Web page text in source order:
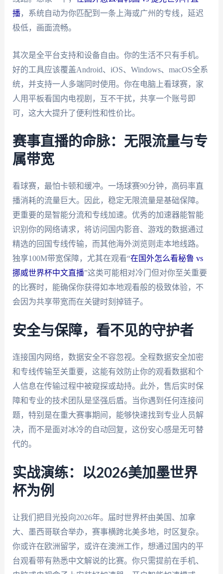
播，系统自动为你匹配到一条上海或广州的专线，延迟
极低，画面流畅。
其次是全平台支持和设备自由。你的生活不只有手机。
好的工具应该覆盖Android、iOS、Windows、macOS全系
统，并支持一人多端同时使用。你在电脑上看球赛，家
人用平板看国内电视剧，互不干扰，共享一个账号即
可，这大大提升了便利性和性价比。
赛事直播的命脉：无限流量与专
属带宽
看球赛，最怕卡顿和缓冲。一场球赛90分钟，高码率直
播消耗的流量巨大。因此，稳定无限流量是基础保障。
更重要的是智能分流和专线加速。优秀的加速器能智能
识别你的网络请求，将访问国内影音、游戏的数据通过
精选的回国专线传输，而其他海外浏览则走本地线路。
独享100M带宽保障，尤其在观看“在国外怎么看秘鲁 vs
挪威世界杯中文直播”这类可能相对冷门但对你至关重要
的比赛时，能确保你获得如本地观看般的极致体验，不
会因为共享带宽而在关键时刻掉链子。
安全与保障，看不见的守护者
连接国内网络，数据安全不容忽视。全程数据安全加密
和专线传输至关重要，这能有效防止你的观看数据和个
人信息在传输过程中被窥探或劫持。此外，售后实时保
障和专业的技术团队是坚强后盾。当你遇到任何连接问
题，特别是在重大赛事期间，能够快速找到专业人员解
决，而不是面对冰冷的自动回复，这份安心感是无可替
代的。
实战演练：以2026美加墨世界
杯为例
让我们把目光投向2026年。届时世界杯由美国、加拿
大、墨西哥联合举办，赛事横跨北美多地，时区复杂。
你或许在欧洲留学，或许在澳洲工作，想通过国内的平
台观看带有熟悉中文解说的比赛。你只需提前在手机、